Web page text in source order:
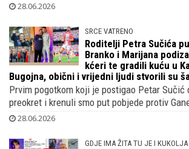
28.06.2026
SRCE VATRENO
Roditelji Petra Sučića
Branko i Marijana
kćeri te gradili kuću u
Bugojna, obični i vrijedni ljudi stvorili su
Prvim pogotkom koji je postigao Petar Sučić
preokret i krenuli smo put pobjede protiv
28.06.2026
GDJE IMA ŽITA TU JE I KUKOLJA